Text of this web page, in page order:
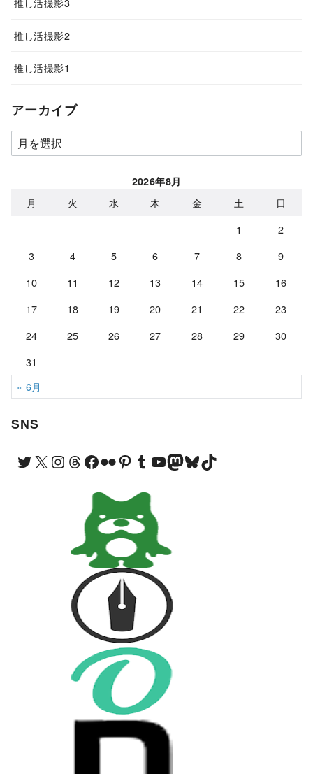
推し活撮影2
推し活撮影1
アーカイブ
ア
ー
2026年8月
月 火 水 木 金 土
日
1
2
3
4 5 6 7 8
9
10
11 12 13 14 15
16
17
18 19 20 21 22
23
24
25 26 27 28 29
30
31
« 6月
SNS
Twitter X Instagram Threads Facebook Flickr Pinterest Tumblr YouTube Mastodon Bluesky TikTok